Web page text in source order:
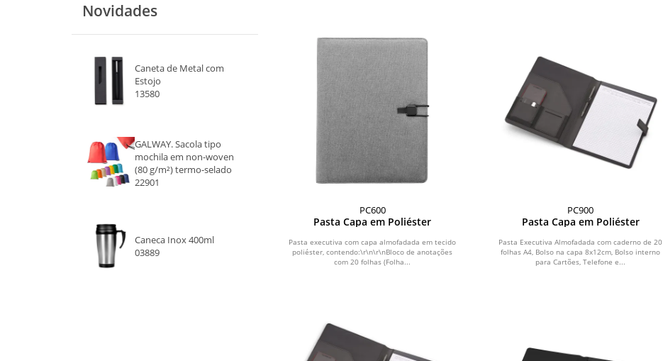
Novidades
Caneta de Metal com
Estojo
13580
GALWAY. Sacola tipo
mochila em non-woven
(80 g/m²) termo-selado
22901
Caneca Inox 400ml
03889
PC600
Pasta Capa em Poliéster
Pasta executiva com capa almofadada em tecido
poliéster, contendo:\r\n\r\nBloco de anotações
com 20 folhas (Folha...
PC900
Pasta Capa em Poliéster
Pasta Executiva Almofadada com caderno de 20
folhas A4, Bolso na capa 8x12cm, Bolso interno
para Cartões, Telefone e...